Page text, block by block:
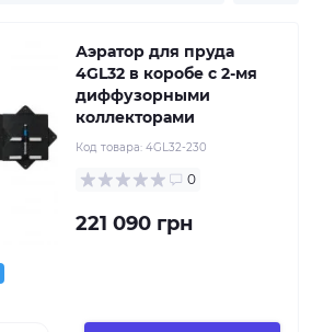
Аэратор для пруда
4GL32 в коробе с 2-мя
диффузорными
коллекторами
Код товара: 4GL32-230
0
221 090 грн